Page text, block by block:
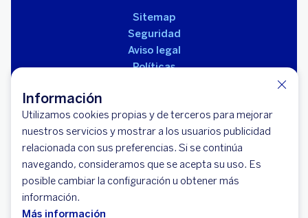
Información
Utilizamos cookies propias y de terceros para mejorar
nuestros servicios y mostrar a los usuarios publicidad
relacionada con sus preferencias. Si se continúa
navegando, consideramos que se acepta su uso. Es
posible cambiar la configuración u obtener más
información.
Más información
Sitemap
Seguridad
Aviso legal
Políticas
© 2026 BBVA Banco Bilbao Vizcaya Argentaria